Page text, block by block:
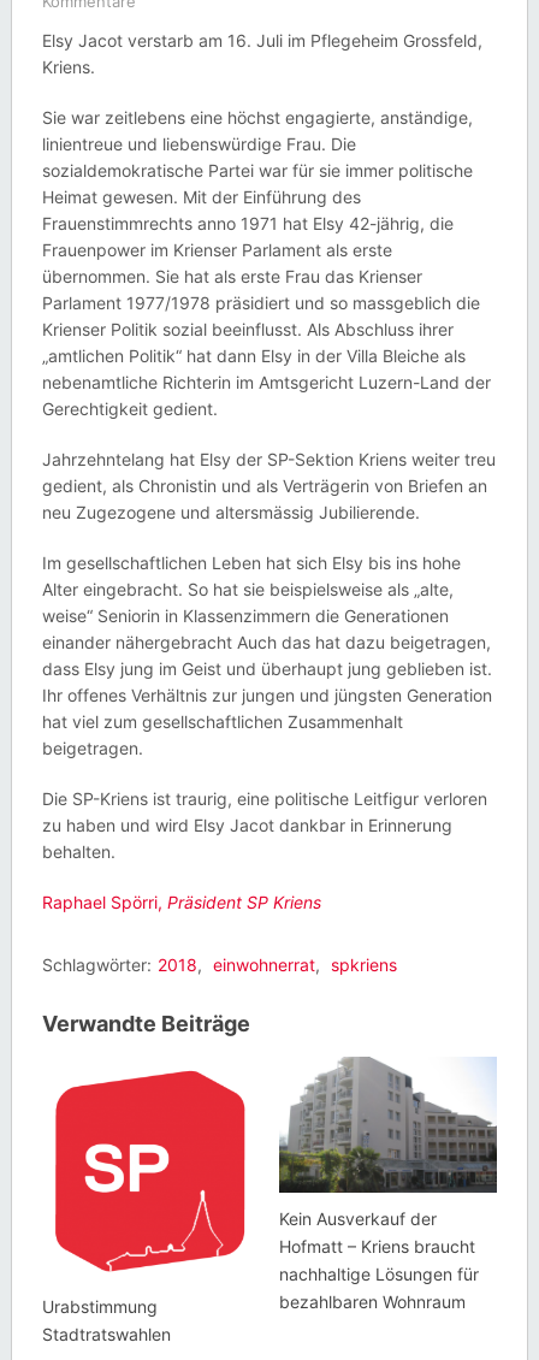
Elsy Jacot verstarb am 16. Juli im Pflegeheim Grossfeld,
Kriens.
Sie war zeitlebens eine höchst engagierte, anständige,
linientreue und liebenswürdige Frau. Die
sozialdemokratische Partei war für sie immer politische
Heimat gewesen. Mit der Einführung des
Frauenstimmrechts anno 1971 hat Elsy 42-jährig, die
Frauenpower im Krienser Parlament als erste
übernommen. Sie hat als erste Frau das Krienser
Parlament 1977/1978 präsidiert und so massgeblich die
Krienser Politik sozial beeinflusst. Als Abschluss ihrer
„amtlichen Politik“ hat dann Elsy in der Villa Bleiche als
nebenamtliche Richterin im Amtsgericht Luzern-Land der
Gerechtigkeit gedient.
Jahrzehntelang hat Elsy der SP-Sektion Kriens weiter treu
gedient, als Chronistin und als Verträgerin von Briefen an
neu Zugezogene und altersmässig Jubilierende.
Im gesellschaftlichen Leben hat sich Elsy bis ins hohe
Alter eingebracht. So hat sie beispielsweise als „alte,
weise“ Seniorin in Klassenzimmern die Generationen
einander nähergebracht Auch das hat dazu beigetragen,
dass Elsy jung im Geist und überhaupt jung geblieben ist.
Ihr offenes Verhältnis zur jungen und jüngsten Generation
hat viel zum gesellschaftlichen Zusammenhalt
beigetragen.
Die SP-Kriens ist traurig, eine politische Leitfigur verloren
zu haben und wird Elsy Jacot dankbar in Erinnerung
behalten.
Raphael Spörri, Präsident SP Kriens
Schlagwörter: 2018, einwohnerrat, spkriens
Verwandte Beiträge
Urabstimmung
Stadtratswahlen
Kein Ausverkauf der
Hofmatt – Kriens braucht
nachhaltige Lösungen für
bezahlbaren Wohnraum